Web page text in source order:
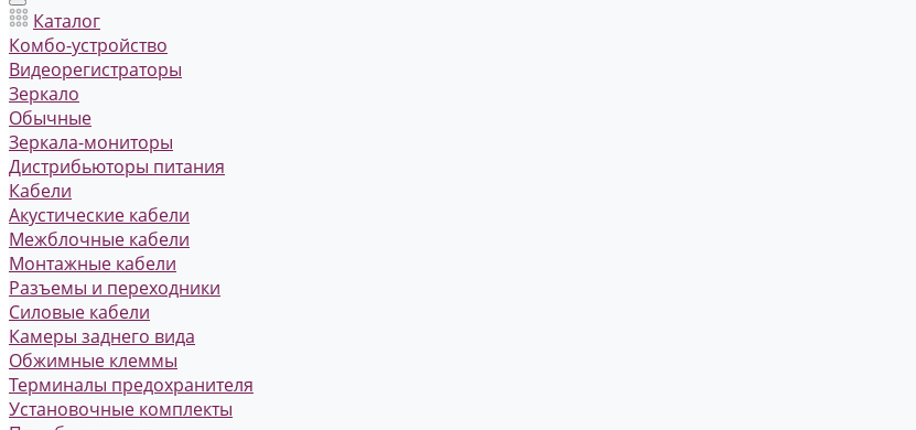
Каталог
Комбо-устройство
Видеорегистраторы
Зеркало
Обычные
Зеркала-мониторы
Дистрибьюторы питания
Кабели
Акустические кабели
Межблочные кабели
Монтажные кабели
Разъемы и переходники
Силовые кабели
Камеры заднего вида
Обжимные клеммы
Терминалы предохранителя
Установочные комплекты